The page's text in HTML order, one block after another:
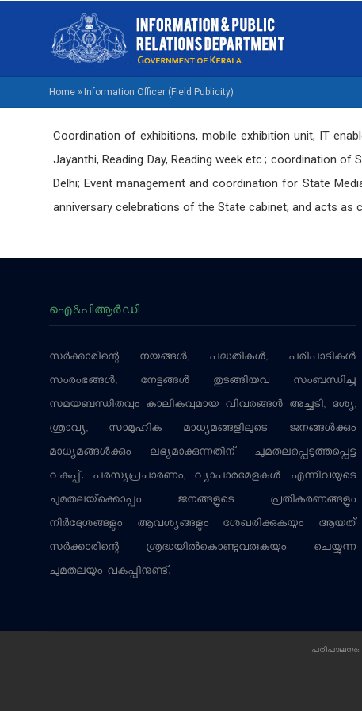
BREADCRUMB
Home » Information Officer (Field Publicity)
Coordination of exhibitions, mobile exhibition unit, IT
Jayanthi, Reading Day, Reading week etc.; coordination
Delhi; Event management and coordination for State
anniversary celebrations of the State cabinet; and acts
ഐ&പിആര്‍ഡി
സര്‍ക്കാരിന്റെ നയങ്ങള്‍, പദ്ധതികള്‍, പരിപാടികള്‍
സംരംഭങ്ങള്‍, നേട്ടങ്ങള്‍ തുടങ്ങിയവ സംബന്ധിച്ച
സമയബന്ധിതവും കാലികവുമായ വിവരങ്ങള്‍ അച്ചടി, ദൃശ്യ,
ശ്രാവ്യ, സാമൂഹിക മാധ്യമങ്ങളിലൂടെ ജനങ്ങള്‍ക്കും
മാധ്യമങ്ങള്‍ക്കും ലഭ്യമാക്കുന്നതിന് ചുമതലപ്പെടുത്തപ്പെട്ട
വകുപ്പ്. പരസ്യപ്രചാരണം, വ്യാപാരമേളകള്‍ എന്നിവയുടെ
ചുമതലയ്‌ക്കൊപ്പം ജനങ്ങളുടെ പ്രതികരണങ്ങളും
നിര്‍ദ്ദേശങ്ങളും ആവശ്യങ്ങളും ശേഖരിക്കുകയും ആയത്
സര്‍ക്കാരിന്റെ ശ്രദ്ധയില്‍കൊണ്ടുവരുകയും ചെയ്യുന്ന
ചുമതലയും വകുപ്പിനുണ്ട്.